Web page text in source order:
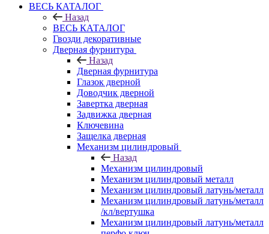
ВЕСЬ КАТАЛОГ
Назад
ВЕСЬ КАТАЛОГ
Гвозди декоративные
Дверная фурнитура
Назад
Дверная фурнитура
Глазок дверной
Доводчик дверной
Завертка дверная
Задвижка дверная
Ключевина
Защелка дверная
Механизм цилиндровый
Назад
Механизм цилиндровый
Механизм цилиндровый металл
Механизм цилиндровый латунь/металл
Механизм цилиндровый латунь/металл
/кл/вертушка
Механизм цилиндровый латунь/металл